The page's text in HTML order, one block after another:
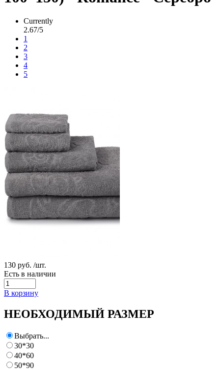
Currently
2.67/5
1
2
3
4
5
130 руб. /шт.
Есть в наличии
В корзину
НЕОБХОДИМЫЙ РАЗМЕР
Выбрать...
30*30
40*60
50*90